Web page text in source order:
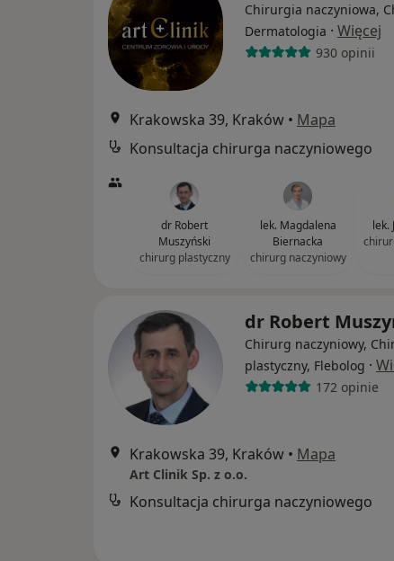
Chirurgia naczyniowa,
Dermatologia · Więcej
930 opinii
Krakowska 39, Kraków • Mapa
Konsultacja chirurga naczyniowego
dr Robert
Muszyński
chirurg plastyczny
lek. Magdalena
Biernacka
chirurg naczyniowy
lek.
dr Robert
Chirurg naczyniowy,
plastyczny, Flebolog ·
172 opinie
Krakowska 39, Kraków • Mapa
Art Clinik Sp. z o.o.
Konsultacja chirurga naczyniowego